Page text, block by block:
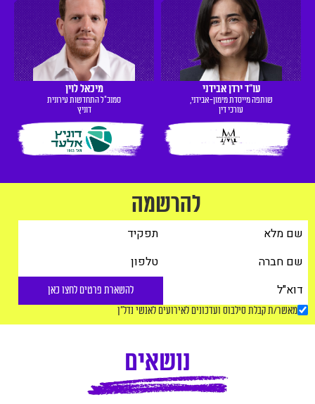
עו"ד ירדן אבידני
שותפה מייסדת מימון-אבידני,
עורכי דין
מיכאל לוין
סמנכ"ל התחדשות עירונית
דוניץ
להרשמה
להשארת פרטים לחצו כאן
מאשר/ת קבלת סילבוס ועדכונים לאירועים לאנשי נדל"ן
נושאים